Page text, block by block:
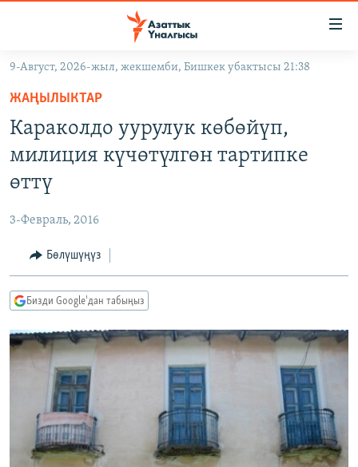
Навигацияга
өтүңүз
Издөөгө
салыңызКЫРГЫЗСТАН
МАДАНИЯТ
ДҮЙНӨ
ТВ ПРОГРАММАЛАР
БҮГҮН АЗАТТЫКТА
ДАНИСТЕ
ЭЖЕ-СИҢДИЛЕР
АЗАТТЫК+
ЫҢГАЙСЫЗ СУРООЛОР
ПОДКАСТ
Русский
ОНЛАЙН ШЕРИНЕ
9-Август, 2026-жыл, жекшемби, Бишкек убактысы 21:38
ЖАҢЫЛЫКТАР
Караколдо уурулук көбөйүп,
милиция күчөтүлгөн тартипке
өттү
3-Февраль, 2016
Бөлүшүңүз
Бизди Google'дан табыңыз